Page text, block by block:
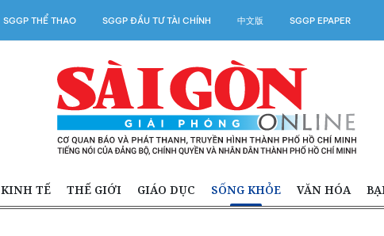
SGGP THỂ THAO SGGP ĐẦU TƯ TÀI CHÍNH 中文版 SGGP EPAPER
KINH TẾ THẾ GIỚI GIÁO DỤC SỐNG KHỎE VĂN HÓA